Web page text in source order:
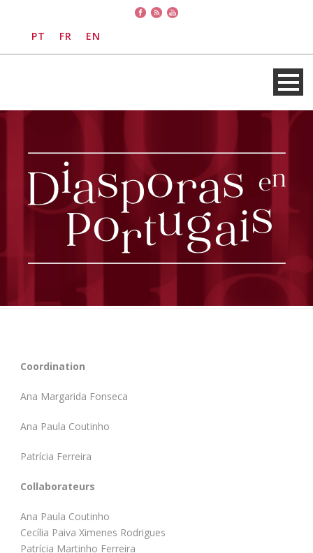
PT FR EN
Coordination
Ana Margarida Fonseca
Ana Paula Coutinho
Patrícia Ferreira
Collaborateurs
Ana Paula Coutinho
Cecília Paiva Ximenes Rodrigues
Patrícia Martinho Ferreira